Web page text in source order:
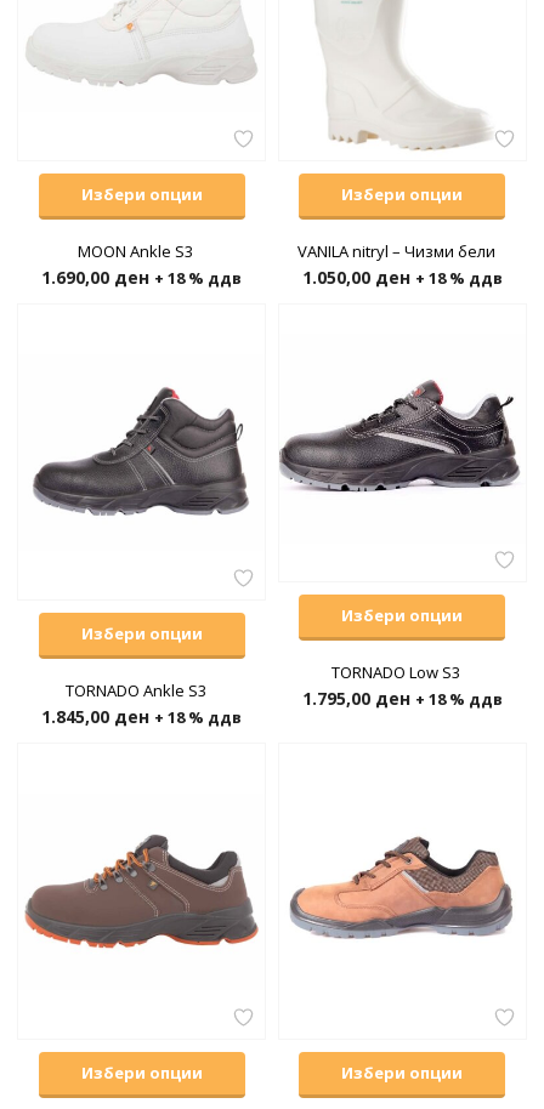
Избери опции
MOON Ankle S3
1.690,00 ден + 18 % ддв
Избери опции
VANILA nitryl – Чизми бели
1.050,00 ден + 18 % ддв
Избери опции
TORNADO Ankle S3
1.845,00 ден + 18 % ддв
Избери опции
TORNADO Low S3
1.795,00 ден + 18 % ддв
Избери опции Избери опции